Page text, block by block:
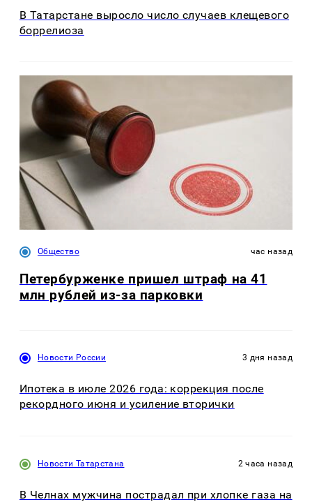
В Татарстане выросло число случаев клещевого
боррелиоза
Общество час назад
Петербурженке пришел штраф на 41
млн рублей из-за парковки
Новости России 3 дня назад
Ипотека в июле 2026 года: коррекция после
рекордного июня и усиление вторички
Новости Татарстана 2 часа назад
В Челнах мужчина пострадал при хлопке газа на